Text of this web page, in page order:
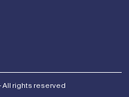
capable de
le comité d'experts a
biosourcés issus de
des colorants